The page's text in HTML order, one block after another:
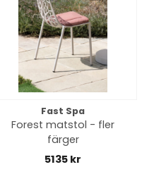
Fast Spa
Forest matstol - fler
färger
5135 kr